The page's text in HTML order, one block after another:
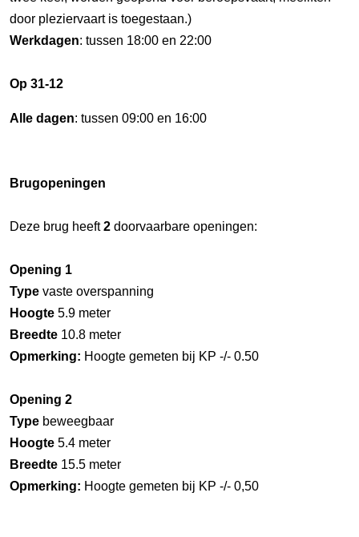
door pleziervaart is toegestaan.)
Werkdagen: tussen 18:00 en 22:00
Op 31-12
Alle dagen: tussen 09:00 en 16:00
Brugopeningen
Deze brug heeft2 doorvaarbare openingen:
Opening 1
Type vaste overspanning
Hoogte 5.9 meter
Breedte 10.8 meter
Opmerking: Hoogte gemeten bij KP -/- 0.50
Opening 2
Type beweegbaar
Hoogte 5.4 meter
Breedte 15.5 meter
Opmerking: Hoogte gemeten bij KP -/- 0,50